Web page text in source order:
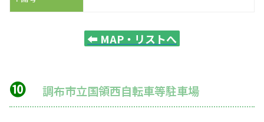
⬅️ MAP・リストへ
❿ 調布市立国領西自転車等駐車場